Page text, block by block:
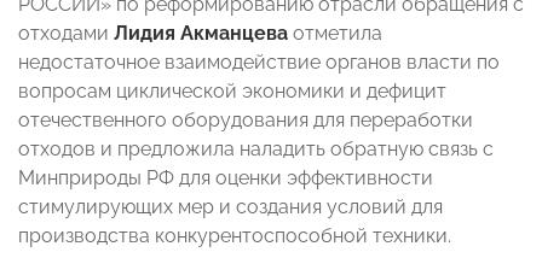
РОССИИ» по реформированию отрасли обращения с
отходами Лидия Акманцева отметила
недостаточное взаимодействие органов власти по
вопросам циклической экономики и дефицит
отечественного оборудования для переработки
отходов и предложила наладить обратную связь с
Минприроды РФ для оценки эффективности
стимулирующих мер и создания условий для
производства конкурентоспособной техники.